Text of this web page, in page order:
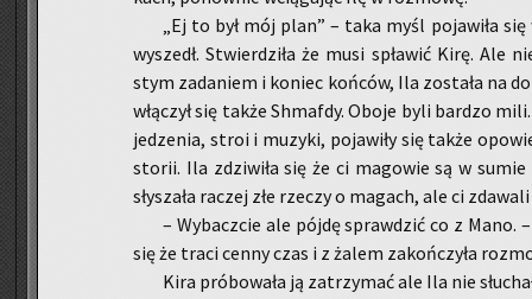
„Ej to był mój plan” – taka myśl po­ja­wi­ła się
wy­szedł. Stwier­dzi­ła że musi spła­wić Kirę.
stym za­da­niem i ko­niec koń­ców, Ila zo­sta­ła na
włą­czył się także Shma­fdy. Oboje byli bar­dzo
je­dze­nia, stroi i mu­zy­ki, po­ja­wi­ły się także
sto­rii. Ila zdzi­wi­ła się że ci ma­go­wie są w
sły­sza­ła ra­czej złe rze­czy o ma­gach, ale ci
– Wy­bacz­cie ale pójdę spraw­dzić co z Mano.
się że traci cenny czas i z żalem za­koń­czy­ła
Kira pró­bo­wa­ła ją za­trzy­mać ale Ila nie